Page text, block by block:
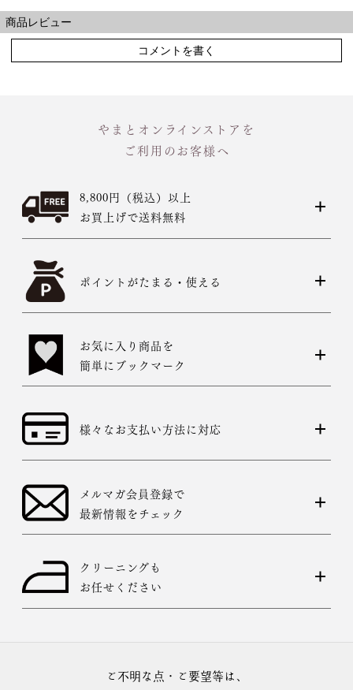
商品レビュー
コメントを書く
やまとオンラインストアを
ご利用のお客様へ
8,800円（税込）以上
お買上げで送料無料
ポイントがたまる・使える
お気に入り商品を
簡単にブックマーク
様々なお支払い方法に対応
メルマガ会員登録で
最新情報をチェック
クリーニングも
お任せください
ご不明な点・ご要望等は、